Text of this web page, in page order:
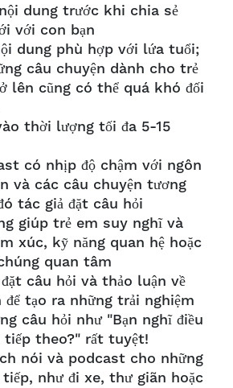
dung trước khi chia sẻ
với con bạn
dung phù hợp với lứa tuổi;
câu chuyện dành cho trẻ
lên cũng có thể quá khó đối
thời lượng tối đa 5-15
có nhịp độ chậm với ngôn
và các câu chuyện tương
tác giả đặt câu hỏi
giúp trẻ em suy nghĩ và
xúc, kỹ năng quan hệ hoặc
quan tâm
câu hỏi và thảo luận về
để tạo ra những trải nghiệm
câu hỏi như "Bạn nghĩ điều
tiếp theo?" rất tuyệt!
nói và podcast cho những
như đi xe, thư giãn hoặc